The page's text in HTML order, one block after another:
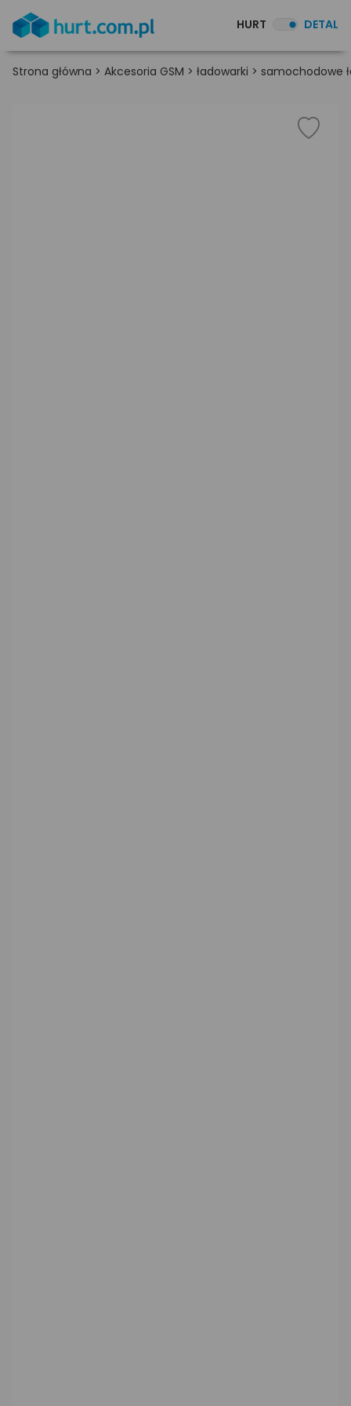
HURT DETAL
Strona główna > Akcesoria GSM > ładowarki > samochodowe